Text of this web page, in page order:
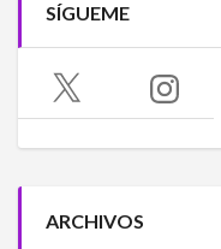
SÍGUEME
X Instagram
ARCHIVOS